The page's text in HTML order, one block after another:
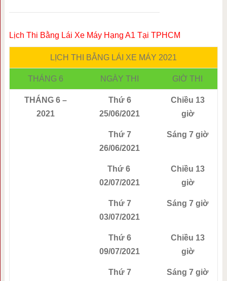
Lịch Thi Bằng Lái Xe Máy Hạng A1 Tại TPHCM
LỊCH THI BẰNG LÁI XE MÁY 2021
THÁNG 6 NGÀY THI GIỜ THI
THÁNG 6 –
2021
Thứ 6
25/06/2021
Chiều 13
giờ
Thứ 7
26/06/2021
Sáng 7 giờ
Thứ 6
02/07/2021
Chiều 13
giờ
Thứ 7
03/07/2021
Sáng 7 giờ
Thứ 6
09/07/2021
Chiều 13
giờ
Thứ 7
Sáng 7 giờ